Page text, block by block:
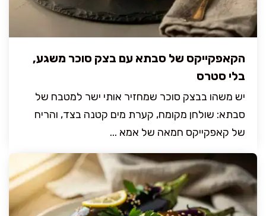
הקאפקייקס של סבתא עם בצק סוכר משגע,
בלי סטרס
יש משהו בבצק סוכר שמחזיר אותי ישר למטבח של
סבתא: שולחן מקומח, קערת מים קטנה בצד, והריח
של קאפקייקס חמאה של אמא ...